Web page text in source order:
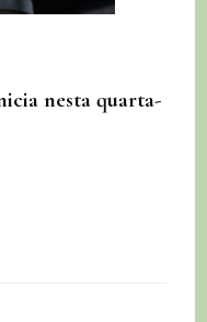
nesta quarta-